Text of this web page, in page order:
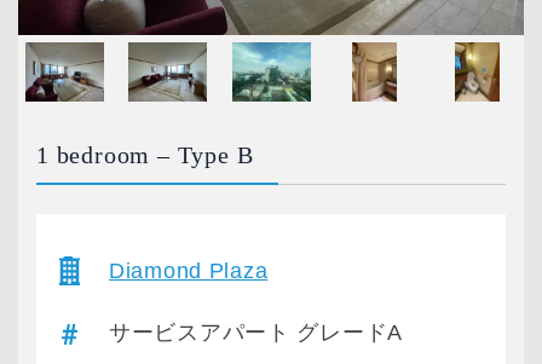
1 bedroom – Type B
Diamond Plaza
サービスアパート グレードA